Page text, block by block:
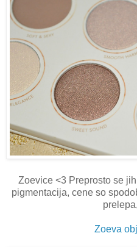
Zoevice <3 Preprosto se
pigmentacija, cene so
Zoeva